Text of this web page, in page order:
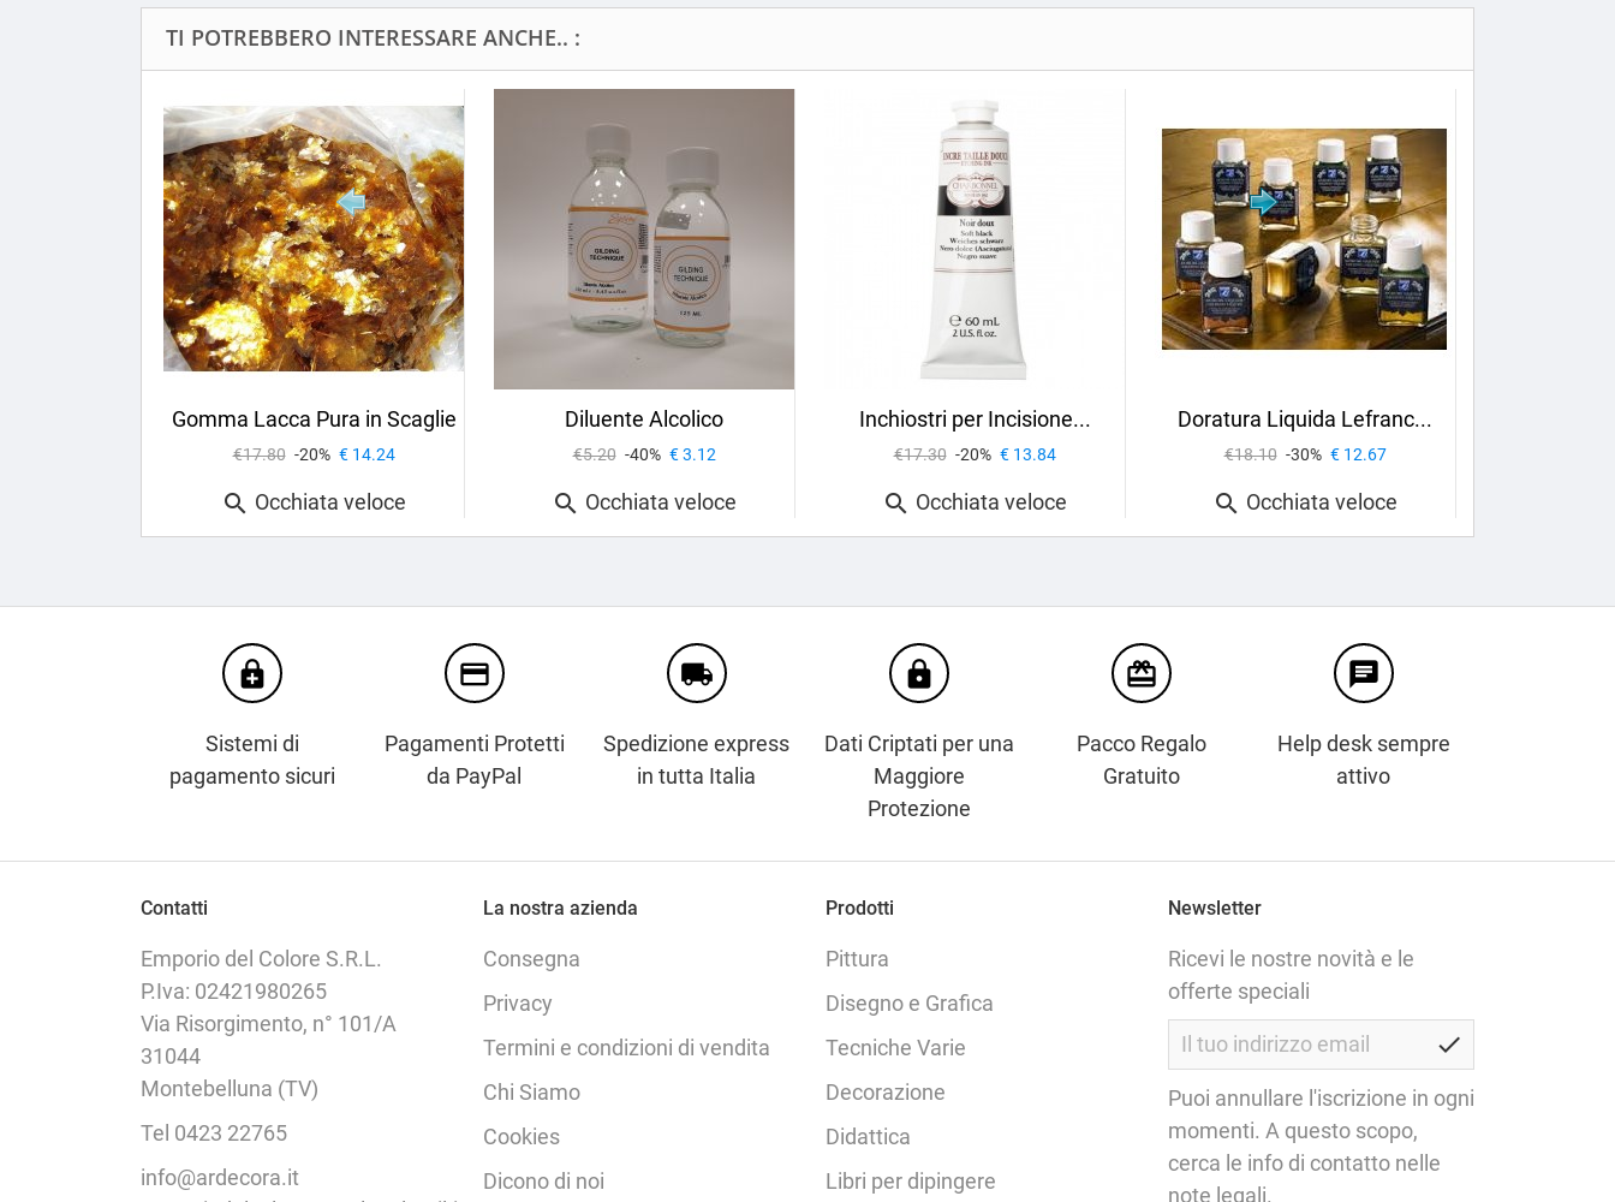
TI POTREBBERO INTERESSARE ANCHE.. :
Gomma Lacca Pura in Scaglie
€17.80 -20% € 14.24
 Occhiata veloce
Diluente Alcolico
€5.20 -40% € 3.12
 Occhiata veloce
Inchiostri per Incisione...
€17.30 -20% € 13.84
 Occhiata veloce
Doratura Liquida Lefranc...
€18.10 -30% € 12.67
 Occhiata veloce
enhanced_encryption
Sistemi di
pagamento sicuri
credit_card
Pagamenti Protetti
da PayPal
local_shipping
Spedizione express
in tutta Italia
https
Dati Criptati per una
Maggiore
Protezione
card_giftcard
Pacco Regalo
Gratuito
chat
Help desk sempre
attivo
Contatti
Emporio del Colore S.R.L.
P.Iva: 02421980265
Via Risorgimento, n° 101/A
31044
Montebelluna (TV)
Tel 0423 22765
info@ardecora.it
La nostra azienda
Consegna
Privacy
Termini e condizioni di vendita
Chi Siamo
Cookies
Dicono di noi
Prodotti
Pittura
Disegno e Grafica
Tecniche Varie
Decorazione
Didattica
Libri per dipingere
Newsletter
Ricevi le nostre novità e le
offerte speciali
check
Puoi annullare l'iscrizione in ogni
momenti. A questo scopo,
cerca le info di contatto nelle
note legali.